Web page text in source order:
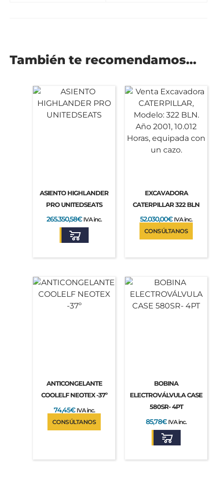
También te recomendamos…
ASIENTO HIGHLANDER
PRO UNITEDSEATS
265.350,58€ IVA inc.
EXCAVADORA
CATERPILLAR 322 BLN
52.030,00€ IVA inc.
CONSÚLTANOS
ANTICONGELANTE
COOLELF NEOTEX -37º
74,45€ IVA inc.
CONSÚLTANOS
BOBINA
ELECTROVÁLVULA CASE
580SR- 4PT
85,78€ IVA inc.